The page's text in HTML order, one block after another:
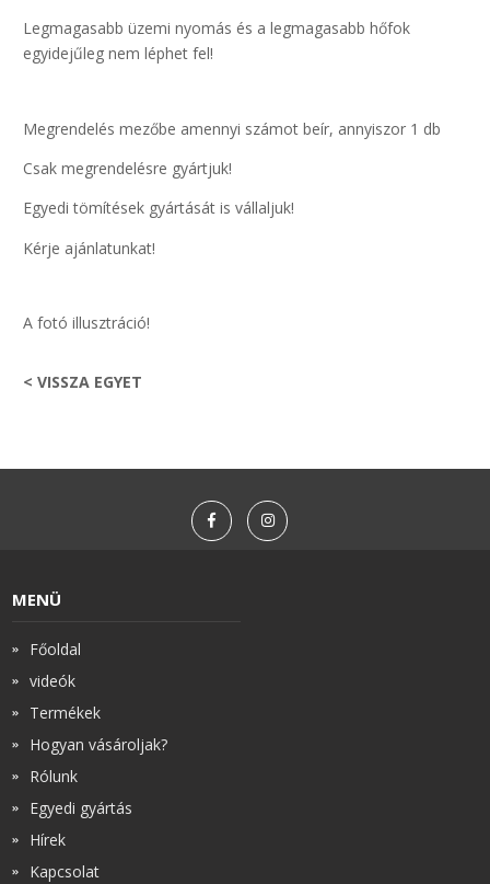
Legmagasabb üzemi nyomás és a legmagasabb hőfok
egyidejűleg nem léphet fel!
Megrendelés mezőbe amennyi számot beír, annyiszor 1 db
Csak megrendelésre gyártjuk!
Egyedi tömítések gyártását is vállaljuk!
Kérje ajánlatunkat!
A fotó illusztráció!
< VISSZA EGYET
MENÜ
Főoldal
videók
Termékek
Hogyan vásároljak?
Rólunk
Egyedi gyártás
Hírek
Kapcsolat